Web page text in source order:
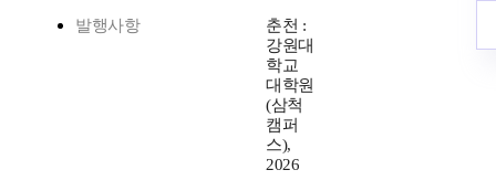
발행사항
춘천 :
강원대
학교
대학원
(삼척
캠퍼
스),
2026